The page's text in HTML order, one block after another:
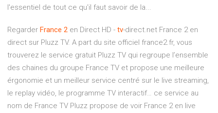
l'essentiel de tout ce qu'il faut savoir de la...
Regarder France 2 en Direct HD - tv-direct.net France 2 en
direct sur Pluzz TV. A part du site officiel france2.fr, vous
trouverez le service gratuit Pluzz TV qui regroupe l’ensemble
des chaines du groupe France TV et propose une meilleure
érgonomie et un meilleur service centré sur le live streaming,
le replay vidéo, le programme TV interactif… ce service au
nom de France TV Pluzz propose de voir France 2 en live